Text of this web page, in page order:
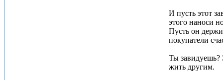
И пусть этот
этого наноси
Пусть он
покупатели
Ты завидуешь?
жить другим.